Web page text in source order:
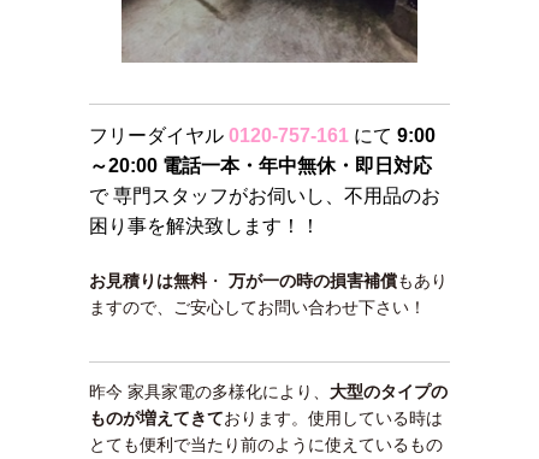
フリーダイヤル 0120-757-161 にて 9:00
～20:00 電話一本・年中無休・即日対応
で 専門スタッフがお伺いし、不用品のお
困り事を解決致します！！
お見積りは無料・ 万が一の時の損害補償もあり
ますので、ご安心してお問い合わせ下さい！
昨今 家具家電の多様化により、 大型のタイプの
ものが増えてきております。使用している時は
とても便利で当たり前のように使えているもの